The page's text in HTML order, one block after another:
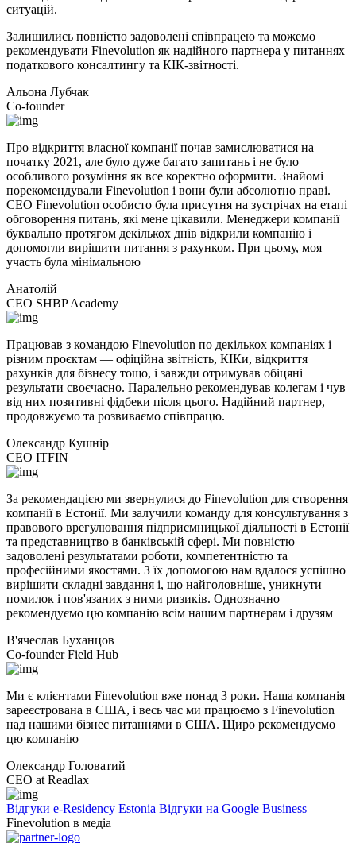
ситуацій.
Залишились повністю задоволені співпрацею та можемо
рекомендувати Finevolution як надійного партнера у питаннях
податкового консалтингу та КІК-звітності.
Альона Лубчак
Co-founder
Про відкриття власної компанії почав замислюватися на
початку 2021, але було дуже багато запитань і не було
особливого розуміння як все коректно оформити. Знайомі
порекомендували Finevolution і вони були абсолютно праві.
CEO Finevolution особисто була присутня на зустрічах на етапі
обговорення питань, які мене цікавили. Менеджери компанії
буквально протягом декількох днів відкрили компанію і
допомогли вирішити питання з рахунком. При цьому, моя
участь була мінімальною
Анатолій
CEO SHBP Academy
Працював з командою Finevolution по декількох компаніях і
різним проєктам — офіційна звітність, КІКи, відкриття
рахунків для бізнесу тощо, і завжди отримував обіцяні
результати своєчасно. Паралельно рекомендував колегам і чув
від них позитивні фідбеки після цього. Надійний партнер,
продовжуємо та розвиваємо співпрацю.
Олександр Кушнір
CEO ITFIN
За рекомендацією ми звернулися до Finevolution для створення
компанії в Естонії. Ми залучили команду для консультування з
правового врегулювання підприємницької діяльності в Естонії
та представництво в банківській сфері. Ми повністю
задоволені результатами роботи, компетентністю та
професійними якостями. З їх допомогою нам вдалося успішно
вирішити складні завдання і, що найголовніше, уникнути
помилок і пов'язаних з ними ризиків. Однозначно
рекомендуємо цю компанію всім нашим партнерам і друзям
В'ячеслав Буханцов
Co-founder Field Hub
Ми є клієнтами Finevolution вже понад 3 роки. Наша компанія
зареєстрована в США, і весь час ми працюємо з Finevolution
над нашими бізнес питаннями в США. Щиро рекомендуємо
цю компанію
Олександр Головатий
CEO at Readlax
Відгуки e-Residency Estonia Відгуки на Google Business
Finevolution в медіа